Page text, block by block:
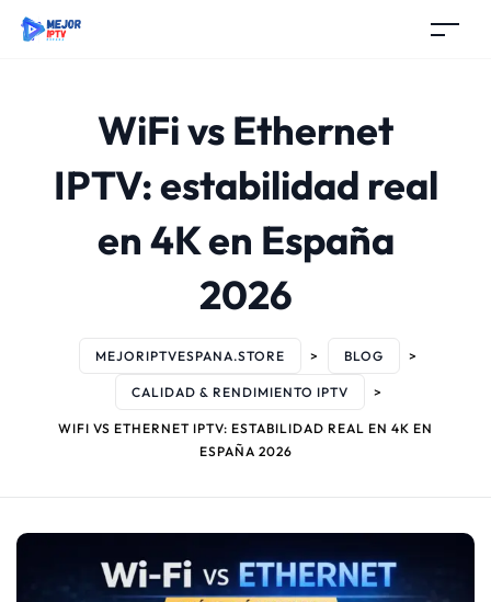
WiFi vs Ethernet
IPTV: estabilidad real
en 4K en España
2026
MEJORIPTVESPANA.STORE > BLOG >
CALIDAD & RENDIMIENTO IPTV >
WIFI VS ETHERNET IPTV: ESTABILIDAD REAL EN 4K EN
ESPAÑA 2026